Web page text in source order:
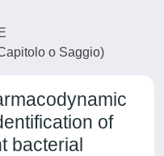
o Saggio)
of
bacterial